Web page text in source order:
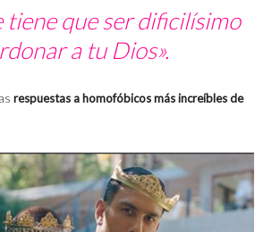
tiene que ser dificilísimo
a tu Dios».
respuestas a homofóbicos más increíbles de